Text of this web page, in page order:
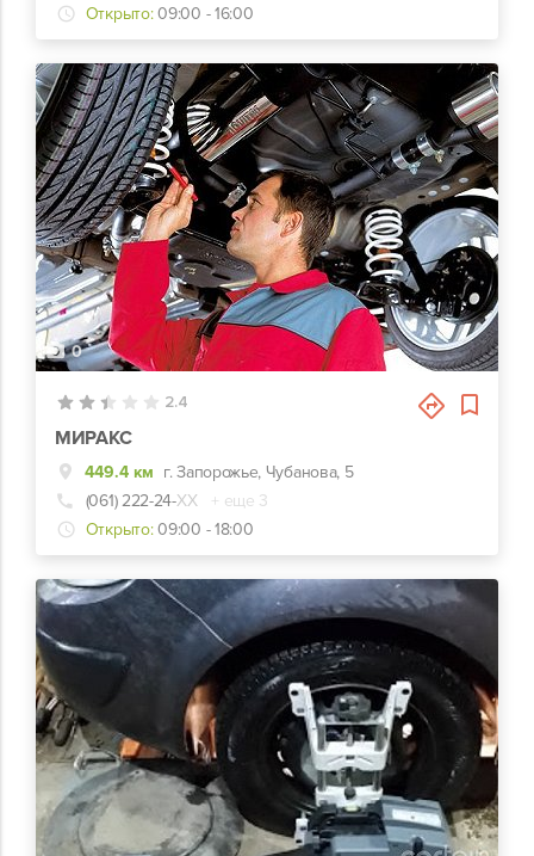
Открыто: 09:00 - 16:00
0
2.4
МИРАКС
449.4 км г. Запорожье, Чубанова, 5
(061) 222-24-ХХ
+ еще 3
Открыто: 09:00 - 18:00